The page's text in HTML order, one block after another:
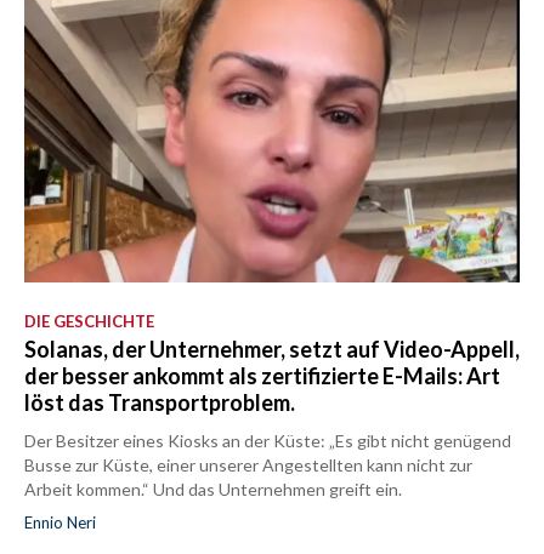
DIE GESCHICHTE
Solanas, der Unternehmer, setzt auf Video-Appell,
der besser ankommt als zertifizierte E-Mails: Art
löst das Transportproblem.
Der Besitzer eines Kiosks an der Küste: „Es gibt nicht genügend
Busse zur Küste, einer unserer Angestellten kann nicht zur
Arbeit kommen.“ Und das Unternehmen greift ein.
Ennio Neri